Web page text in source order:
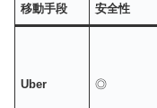
移動手段 安全性
Uber ◎